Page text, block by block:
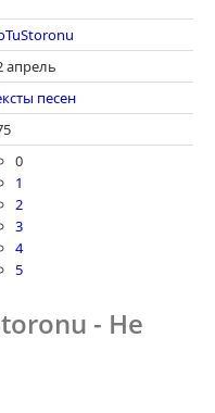
апрель
песен
0
1
2
3
4
5
- Не